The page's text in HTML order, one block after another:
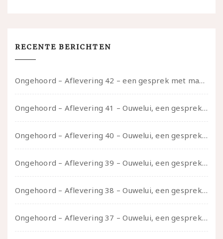
RECENTE BERICHTEN
Ongehoord – Aflevering 42 – een gesprek met marijn over seksueel opbloeien, het ouderschap uitvinden en verschillende leeftijden in je mee dragen
Ongehoord – Aflevering 41 – Ouwelui, een gesprek met Marcelle over polyamorie op latere leeftijd, (mantel)zorg voor je partners en seksueel plezier.
Ongehoord – Aflevering 40 – Ouwelui, een gesprek met Sadie Lune over vormende relaties en de geschiedenis van de queer pornobeweging
Ongehoord – Aflevering 39 – Ouwelui, een gesprek met Pepijn en Ivo over hun regenbooggezin, eigenzinnig ouder worden en Cruise Control
Ongehoord – Aflevering 38 – Ouwelui, een gesprek met vreer over behoefte aan geborgenheid en het behouden van je idealen
Ongehoord – Aflevering 37 – Ouwelui, een gesprek met non over seksualiteit, transitie en ageism